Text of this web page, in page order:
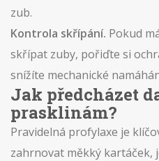
zub.
Kontrola skřípání. Pokud
skřípat zuby, pořiďte si
snížíte mechanické
Jak předcházet
prasklinám?
Pravidelná profylaxe je
zahrnovat měkký kartáček,